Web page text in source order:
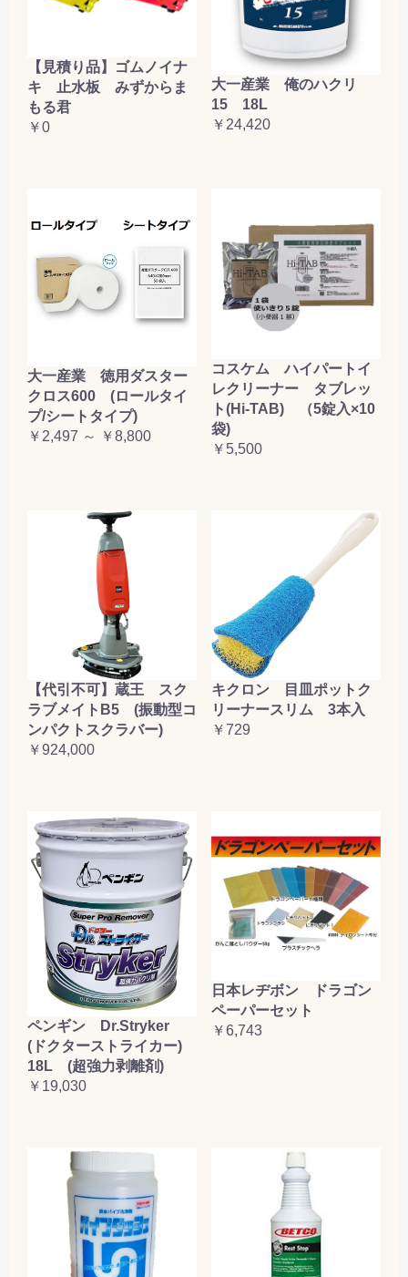
【見積り品】ゴムノイナ
キ 止水板 みずからま
もる君
￥0
大一産業 俺のハクリ
15 18L
￥24,420
大一産業 徳用ダスター
クロス600 (ロールタイ
プ/シートタイプ)
￥2,497 ～ ￥8,800
コスケム ハイパートイ
レクリーナー タブレッ
ト(Hi-TAB) （5錠入×10
袋)
￥5,500
【代引不可】蔵王 スク
ラブメイトB5 (振動型コ
ンパクトスクラバー)
￥924,000
キクロン 目皿ポットク
リーナースリム 3本入
￥729
ペンギン Dr.Stryker
(ドクターストライカー)
18L (超強力剥離剤)
￥19,030
日本レヂボン ドラゴン
ペーパーセット
￥6,743